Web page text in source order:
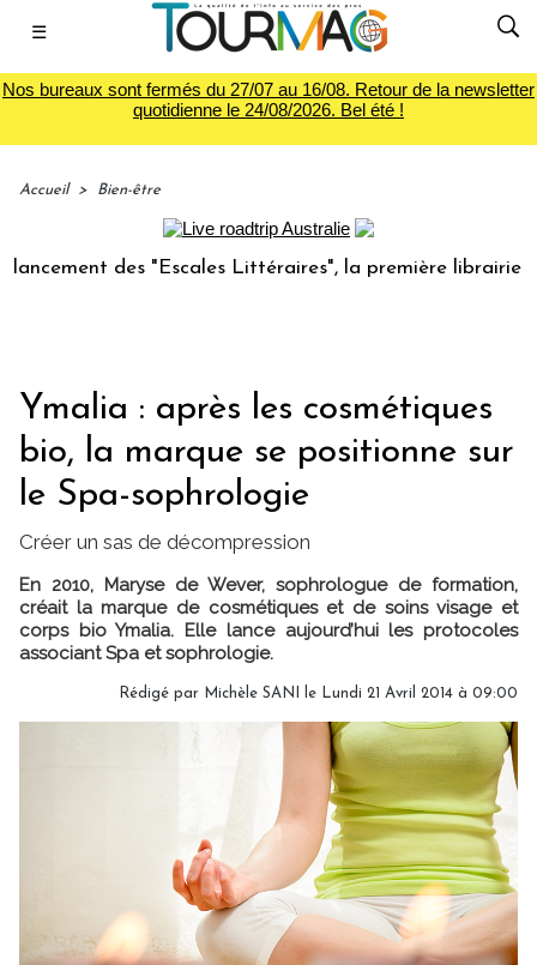
☰
Nos bureaux sont fermés du 27/07 au 16/08. Retour de la newsletter
quotidienne le 24/08/2026. Bel été !
Accueil > Bien-être
des "Escales Littéraires", la première librairie du
Ymalia : après les cosmétiques
bio, la marque se positionne sur
le Spa-sophrologie
Créer un sas de décompression
En 2010, Maryse de Wever, sophrologue de formation,
créait la marque de cosmétiques et de soins visage et
corps bio Ymalia. Elle lance aujourd’hui les protocoles
associant Spa et sophrologie.
Rédigé par Michèle SANI le Lundi 21 Avril 2014 à 09:00